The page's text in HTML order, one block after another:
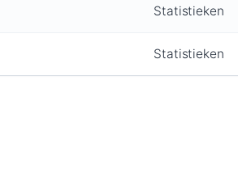
Statistieken
Statistieken